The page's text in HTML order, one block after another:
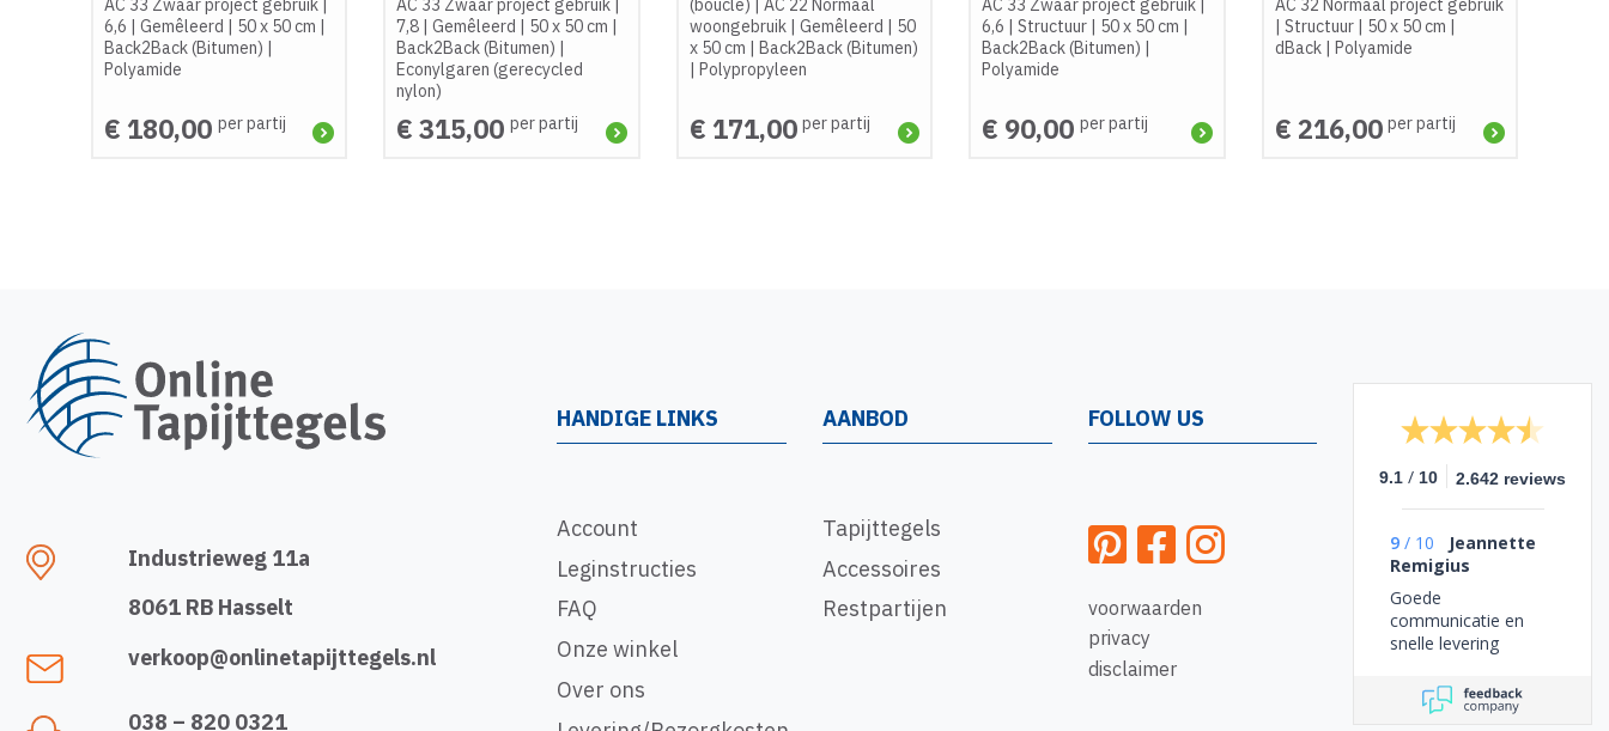
AC 33 Zwaar project gebruik
6,6
Gemêleerd 50 x 50 cm
Back2Back (Bitumen)
Polyamide
€ 180,00 per partij
AC 33 Zwaar project gebruik
7,8 |Gemêleerd 50 x 50 cm
Back2Back (Bitumen)
Econylgaren (gerecycled
nylon)
€ 315,00 per partij
(bouclé)
AC 22 Normaal
woongebruik| Gemêleerd
50
x 50 cm
Back2Back (Bitumen)
Polypropyleen
€ 171,00 per partij
AC 33 Zwaar project gebruik
6,6 |Structuur 50 x 50 cm
Back2Back (Bitumen)
Polyamide
€ 90,00 per partij
AC 32 Normaal project gebruik
Structuur| 50 x 50 cm
dBack| Polyamide
€ 216,00 per partij
Industrieweg 11a
8061 RB Hasselt
verkoop@onlinetapijttegels.nl
038 – 820 0321
HANDIGE LINKS
Account
Leginstructies
FAQ
Onze winkel
Over ons
AANBOD
Tapijttegels
Accessoires
Restpartijen
FOLLOW US
voorwaarden
privacy
disclaimer
9.1 / 10 2.642 reviews
9 / 10
Jeannette
Remigius
Goede
communicatie en
snelle levering